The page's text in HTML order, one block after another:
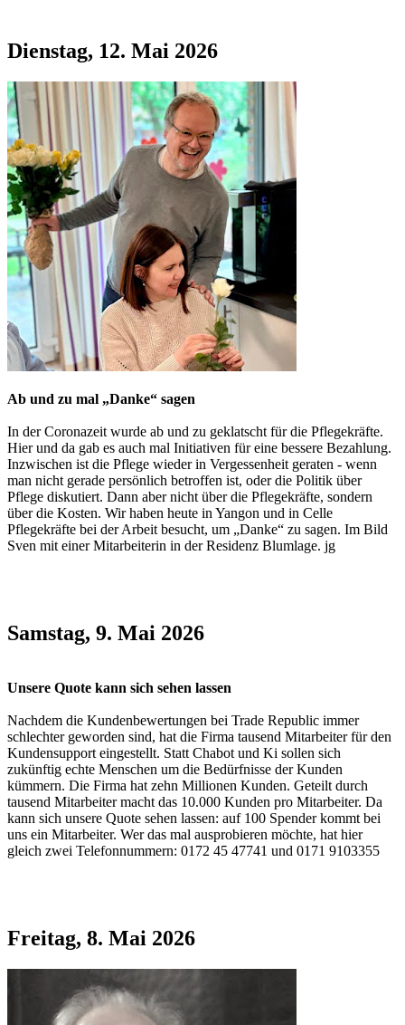
Dienstag, 12. Mai 2026
Ab und zu mal „Danke“ sagen
In der Coronazeit wurde ab und zu geklatscht für die Pflegekräfte.
Hier und da gab es auch mal Initiativen für eine bessere Bezahlung.
Inzwischen ist die Pflege wieder in Vergessenheit geraten - wenn
man nicht gerade persönlich betroffen ist, oder die Politik über
Pflege diskutiert. Dann aber nicht über die Pflegekräfte, sondern
über die Kosten. Wir haben heute in Yangon und in Celle
Pflegekräfte bei der Arbeit besucht, um „Danke“ zu sagen. Im Bild
Sven mit einer Mitarbeiterin in der Residenz Blumlage. jg
Samstag, 9. Mai 2026
Unsere Quote kann sich sehen lassen
Nachdem die Kundenbewertungen bei Trade Republic immer
schlechter geworden sind, hat die Firma tausend Mitarbeiter für den
Kundensupport eingestellt. Statt Chabot und Ki sollen sich
zukünftig echte Menschen um die Bedürfnisse der Kunden
kümmern. Die Firma hat zehn Millionen Kunden. Geteilt durch
tausend Mitarbeiter macht das 10.000 Kunden pro Mitarbeiter. Da
kann sich unsere Quote sehen lassen: auf 100 Spender kommt bei
uns ein Mitarbeiter. Wer das mal ausprobieren möchte, hat hier
gleich zwei Telefonnummern: 0172 45 47741 und 0171 9103355
Freitag, 8. Mai 2026